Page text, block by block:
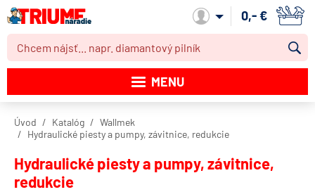
Môj účet
0,- €
MENU
Akcie
Novinky
Úvod Katalóg
Wallmek
Hydraulické piesty a pumpy, závitnice, redukcie
Hydraulické piesty a pumpy, závitnice,
redukcie